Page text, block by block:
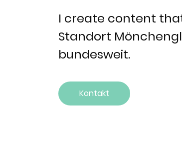
I create content
Standort
bundesweit.
Kontakt